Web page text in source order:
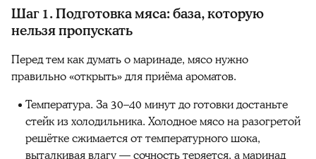
Шаг 1. Подготовка мяса: база, которую
нельзя пропускать
Перед тем как думать о маринаде, мясо нужно
правильно «открыть» для приёма ароматов.
Температура. За 30–40 минут до готовки достаньте
стейк из холодильника. Холодное мясо на разогретой
решётке сжимается от температурного шока,
выталкивая влагу — сочность теряется, а маринад